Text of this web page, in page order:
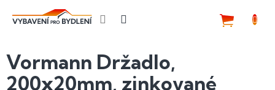
Vormann Držadlo,
200x20mm, zinkované